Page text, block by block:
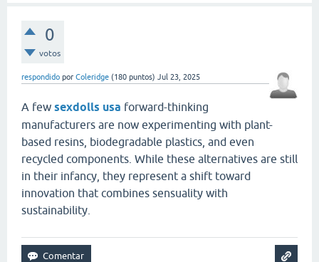
0
votos
respondido por Coleridge (180 puntos) Jul 23, 2025
A few sexdolls usa forward-thinking
manufacturers are now experimenting with plant-
based resins, biodegradable plastics, and even
recycled components. While these alternatives are still
in their infancy, they represent a shift toward
innovation that combines sensuality with
sustainability.